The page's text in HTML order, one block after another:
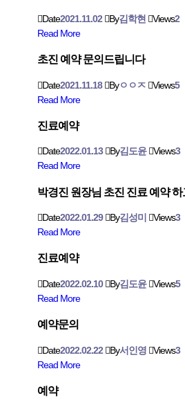
Date2021.11.02 By김학현 Views2
Read More
초진 예약 문의드립니다
Date2021.11.18 Byㅇㅇㅈ Views5
Read More
진료예약
Date2022.01.13 By김도윤 Views3
Read More
박경진 원장님 초진 진료 예약
Date2022.01.29 By김성미 Views3
Read More
진료예약
Date2022.02.10 By김도윤 Views5
Read More
예약문의
Date2022.02.22 By서인영 Views3
Read More
예약